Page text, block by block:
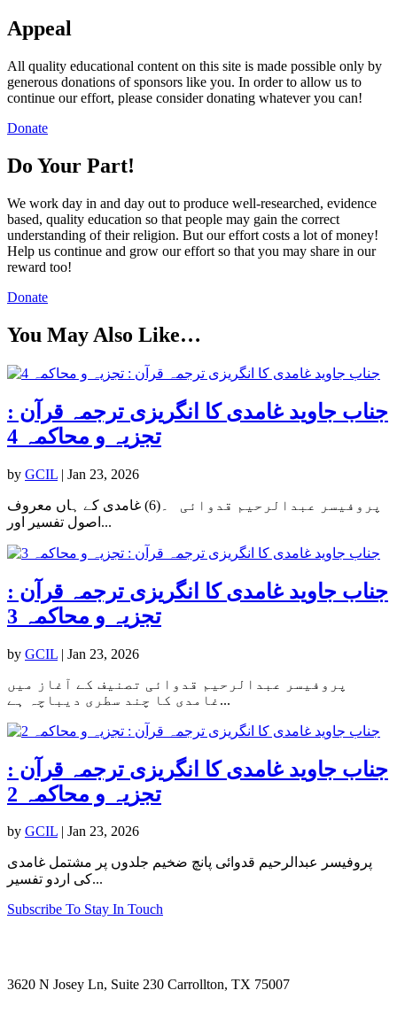
Appeal
All quality educational content on this site is made possible only by
generous donations of sponsors like you. In order to allow us to
continue our effort, please consider donating whatever you can!
Donate
Do Your Part!
We work day in and day out to produce well-researched, evidence
based, quality education so that people may gain the correct
understanding of their religion. But our effort costs a lot of money!
Help us continue and grow our effort so that you may share in our
reward too!
Donate
You May Also Like…
جناب جاوید غامدی کا انگریزی ترجمہ قرآن :
تجزیہ و محاکمہ 4
by GCIL | Jan 23, 2026
پروفیسر عبدالرحیم قدوائی ۔(6) غامدی کے ہاں معروف
اصول تفسیر اور...
جناب جاوید غامدی کا انگریزی ترجمہ قرآن :
تجزیہ و محاکمہ 3
by GCIL | Jan 23, 2026
پروفیسر عبدالرحیم قدوائی تصنیف کے آغاز میں
غامدی کا چند سطری دیباچہ ہے...
جناب جاوید غامدی کا انگریزی ترجمہ قرآن :
تجزیہ و محاکمہ 2
by GCIL | Jan 23, 2026
پروفیسر عبدالرحیم قدوائی پانچ ضخیم جلدوں پر مشتمل غامدی
کی اردو تفسیر...
Subscribe To Stay In Touch
3620 N Josey Ln, Suite 230 Carrollton, TX 75007